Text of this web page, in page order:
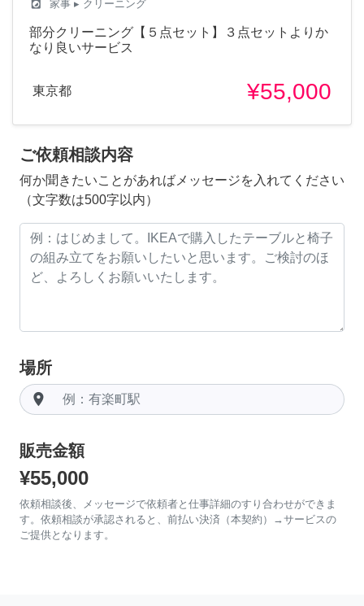
local_laundry_service 家事 ▸ クリーニング
部分クリーニング【５点セット】３点セットよりか
なり良いサービス
東京都 ¥55,000
ご依頼相談内容
何か聞きたいことがあればメッセージを入れてください
（文字数は500字以内）
場所
room
販売金額
¥55,000
依頼相談後、メッセージで依頼者と仕事詳細のすり合わせができま
す。依頼相談が承認されると、前払い決済（本契約）→サービスの
ご提供となります。